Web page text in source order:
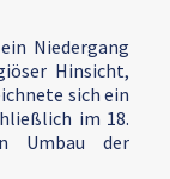
Niedergang
Hinsicht,
sich ein
im 18.
Umbau der